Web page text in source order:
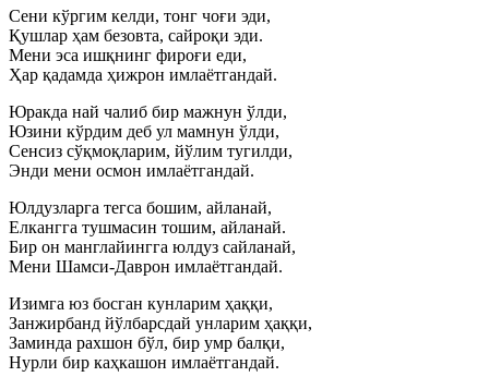
Сени кўргим келди, тонг чоғи эди,
Қушлар ҳам безовта, сайроқи эди.
Мени эса ишқнинг фироғи еди,
Ҳар қадамда ҳижрон имлаётгандай.
Юракда най чалиб бир мажнун ўлди,
Юзини кўрдим деб ул мамнун ўлди,
Сенсиз сўқмоқларим, йўлим тугилди,
Энди мени осмон имлаётгандай.
Юлдузларга тегса бошим, айланай,
Елкангга тушмасин тошим, айланай.
Бир он манглайингга юлдуз сайланай,
Мени Шамси-Даврон имлаётгандай.
Изимга юз босган кунларим ҳаққи,
Занжирбанд йўлбарсдай унларим ҳаққи,
Заминда рахшон бўл, бир умр балқи,
Нурли бир каҳкашон имлаётгандай.